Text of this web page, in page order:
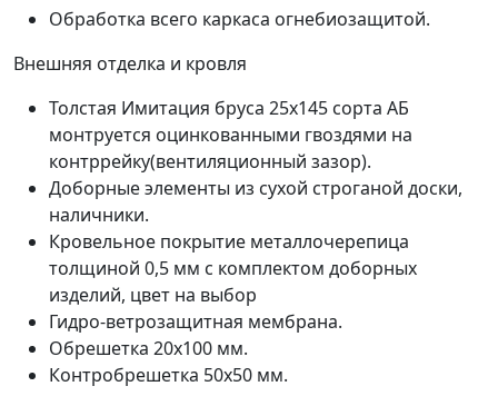
Обработка всего каркаса огнебиозащитой.
Внешняя отделка и кровля
Толстая Имитация бруса 25х145 сорта АБ
монтруется оцинкованными гвоздями на
контррейку(вентиляционный зазор).
Доборные элементы из сухой строганой доски,
наличники.
Кровельное покрытие металлочерепица
толщиной 0,5 мм с комплектом доборных
изделий, цвет на выбор
Гидро-ветрозащитная мембрана.
Обрешетка 20х100 мм.
Контробрешетка 50x50 мм.